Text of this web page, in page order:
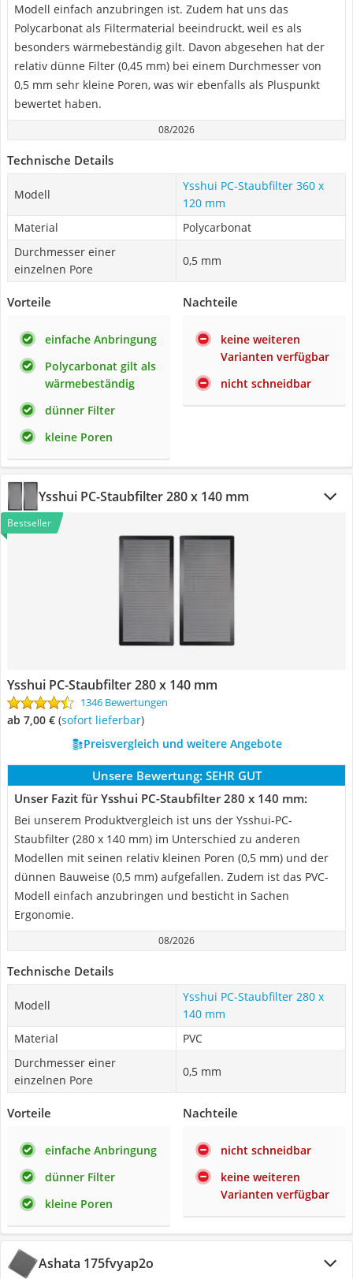
Modell einfach anzubringen ist. Zudem hat uns das
Polycarbonat als Filtermaterial beeindruckt, weil es als
besonders wärmebeständig gilt. Davon abgesehen hat der
relativ dünne Filter (0,45 mm) bei einem Durchmesser von
0,5 mm sehr kleine Poren, was wir ebenfalls als Pluspunkt
bewertet haben.
08/2026
Technische Details
Modell
Ysshui PC-Staubfilter 360 x
120 mm
Material
Polycarbonat
Durchmesser einer
einzelnen Pore
0,5 mm
Vorteile
einfache Anbringung
Polycarbonat gilt als
wärmebeständig
dünner Filter
kleine Poren
Nachteile
keine weiteren
Varianten verfügbar
nicht schneidbar
Ysshui PC-Staubfilter 280 x 140 mm
Bestseller
Ysshui PC-Staubfilter 280 x 140 mm
1346 Bewertungen
ab 7,00 € ( Sofort lieferbar)
Preisvergleich und weitere Angebote
Unsere Bewertung: SEHR GUT
Unser Fazit für Ysshui PC-Staubfilter 280 x 140 mm:
Bei unserem Produktvergleich ist uns der Ysshui-PC-
Staubfilter (280 x 140 mm) im Unterschied zu anderen
Modellen mit seinen relativ kleinen Poren (0,5 mm) und der
dünnen Bauweise (0,5 mm) aufgefallen. Zudem ist das PVC-
Modell einfach anzubringen und besticht in Sachen
Ergonomie.
08/2026
Technische Details
Modell
Ysshui PC-Staubfilter 280 x
140 mm
Material
PVC
Durchmesser einer
einzelnen Pore
0,5 mm
Vorteile
einfache Anbringung
dünner Filter
kleine Poren
Nachteile
nicht schneidbar
keine weiteren
Varianten verfügbar
Ashata 175fvyap2o